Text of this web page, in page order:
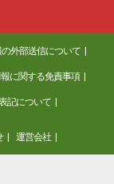
外部送信について
に関する免責事項
記について
運営会社